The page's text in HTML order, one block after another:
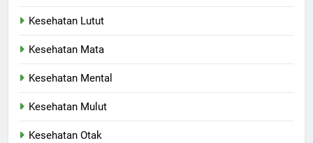
Kesehatan Lutut
Kesehatan Mata
Kesehatan Mental
Kesehatan Mulut
Kesehatan Otak